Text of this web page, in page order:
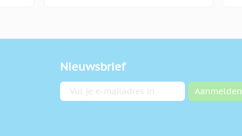
Nieuwsbrief
E-mailadres Aanmelden